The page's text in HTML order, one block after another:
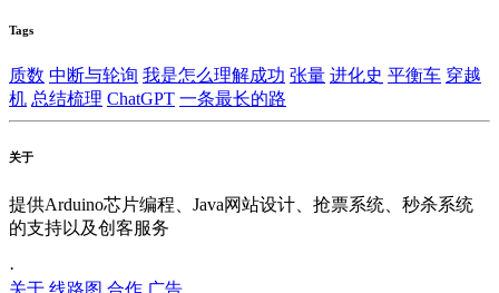
Tags
质数 中断与轮询 我是怎么理解成功 张量 进化史 平衡车 穿越
机 总结梳理 ChatGPT 一条最长的路
关于
提供Arduino芯片编程、Java网站设计、抢票系统、秒杀系统
的支持以及创客服务
·
关于 线路图 合作 广告